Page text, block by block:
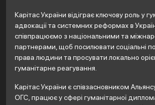
Карітас України відіграє ключову роль у
адвокації та системних реформах в
співпрацюємо з національними та
партнерами, щоб посилювати соціальні
права людини та просувати локально
гуманітарне реагування.
Карітас України є співзасновником
ОГС, працює у сфері гуманітарної